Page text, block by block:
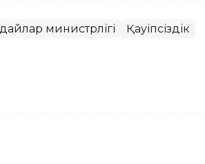
министрлігі
Қауіпсіздік